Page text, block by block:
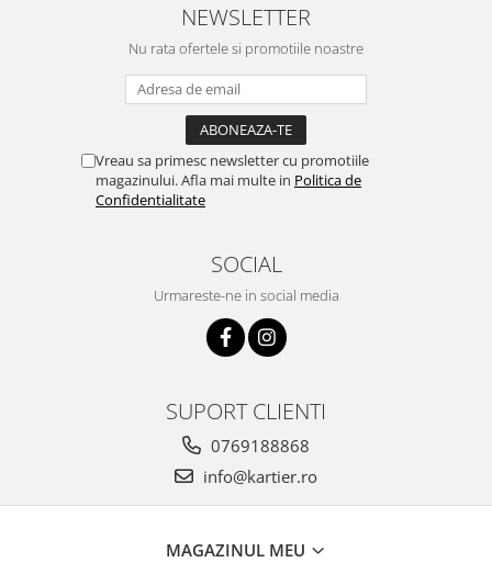
NEWSLETTER
Nu rata ofertele si promotiile noastre
Vreau sa primesc newsletter cu promotiile
magazinului. Afla mai multe in Politica de
Confidentialitate
SOCIAL
Urmareste-ne in social media
SUPORT CLIENTI
0769188868
info@kartier.ro
MAGAZINUL MEU